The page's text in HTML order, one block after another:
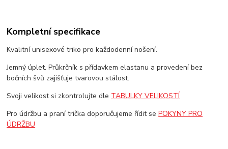
Kompletní specifikace
Kvalitní unisexové triko pro každodenní nošení.
Jemný úplet. Průkrčník s přídavkem elastanu a provedení bez
bočních švů zajišťuje tvarovou stálost.
Svoji velikost si zkontrolujte dle TABULKY VELIKOSTÍ
Pro údržbu a praní trička doporučujeme řídit sePOKYNY PRO
ÚDRŽBU